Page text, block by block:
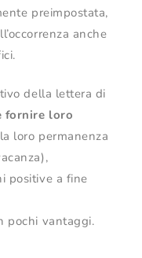
preimpostata,
anche
della lettera di
fornire loro
loro permanenza
positive a fine
pochi vantaggi.